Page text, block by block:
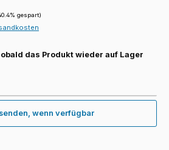
Preis:gespart)
das Produkt wieder auf Lager
wenn verfügbar